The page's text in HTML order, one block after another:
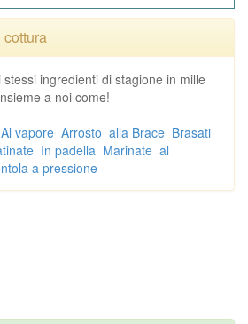
cottura
ingredienti di stagione in mille
a noi come!
Al vapore Arrosto alla Brace Brasati
In padella Marinate al
a pressione